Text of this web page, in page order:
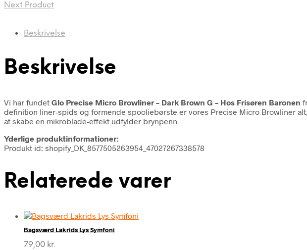
Next Product
Beskrivelse
Beskrivelse
Vi har fundet Glo Precise Micro Browliner – Dark Brown G – Hos Frisøren Baronen
definition liner-spids og formende spooliebørste er vores Precise Micro Browliner
at skabe en mikroblade-effekt udfylder brynpenn
Yderlige produktinformationer:
Produkt id: shopify_DK_8577505263954_47027267338578
Relaterede varer
Bagsværd Lakrids Lys Symfoni
79,00 kr.